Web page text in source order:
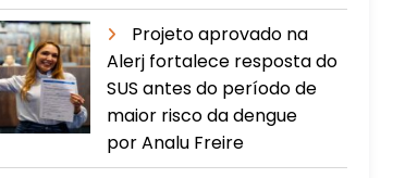
Projeto aprovado na
Alerj fortalece resposta do
SUS antes do período de
maior risco da dengue
por Analu Freire